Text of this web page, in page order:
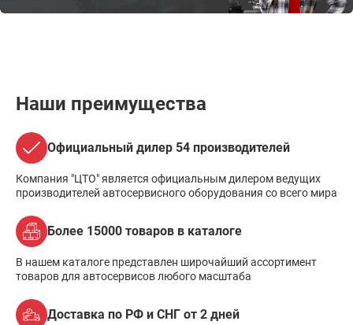
Наши преимущества
Официальный дилер 54 производителей
Компания "ЦТО" является официальным дилером ведущих
производителей автосервисного оборудования со всего мира
Более 15000 товаров в каталоге
В нашем каталоге представлен широчайший ассортимент
товаров для автосервисов любого масштаба
Доставка по РФ и СНГ от 2 дней